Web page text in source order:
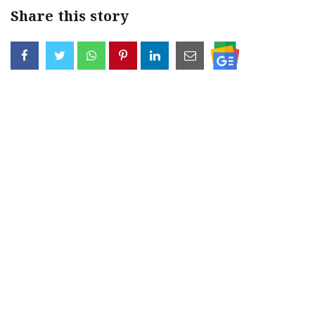
Share this story